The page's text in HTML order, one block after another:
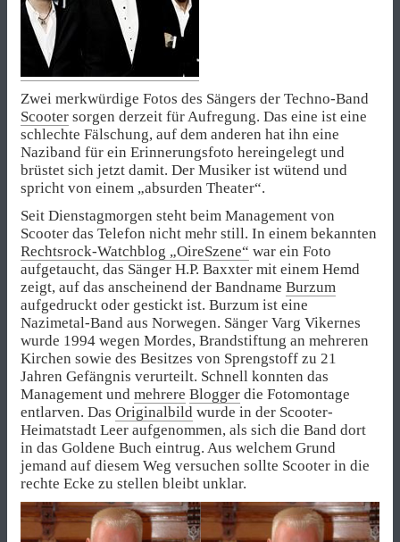
Zwei merkwürdige Fotos des Sängers der Techno-Band
Scooter sorgen derzeit für Aufregung. Das eine ist eine
schlechte Fälschung, auf dem anderen hat ihn eine
Naziband für ein Erinnerungsfoto hereingelegt und
brüstet sich jetzt damit. Der Musiker ist wütend und
spricht von einem „absurden Theater“.
Seit Dienstagmorgen steht beim Management von
Scooter das Telefon nicht mehr still. In einem bekannten
Rechtsrock-Watchblog „OireSzene“ war ein Foto
aufgetaucht, das Sänger H.P. Baxxter mit einem Hemd
zeigt, auf das anscheinend der Bandname Burzum
aufgedruckt oder gestickt ist. Burzum ist eine
Nazimetal-Band aus Norwegen. Sänger Varg Vikernes
wurde 1994 wegen Mordes, Brandstiftung an mehreren
Kirchen sowie des Besitzes von Sprengstoff zu 21
Jahren Gefängnis verurteilt. Schnell konnten das
Management und mehrere Blogger die Fotomontage
entlarven. Das Originalbild wurde in der Scooter-
Heimatstadt Leer aufgenommen, als sich die Band dort
in das Goldene Buch eintrug. Aus welchem Grund
jemand auf diesem Weg versuchen sollte Scooter in die
rechte Ecke zu stellen bleibt unklar.